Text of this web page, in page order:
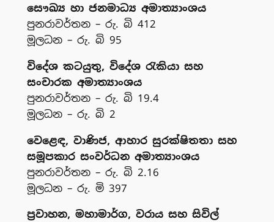
සෞඛ්‍ය හා ජනමාධ්‍ය අමාත්‍යාංශය
පුනරාවර්තන – රු. බි 412
මූලධන – රු. බි 95
විදේශ කටයුතු, විදේශ රැකියා සහ
සංචාරක අමාත්‍යාංශය
පුනරාවර්තන – රු. බි 19.4
මූලධන – රු. බි 2
වෙළෙඳ, වාණිජ, ආහාර සුරක්ෂිතතා සහ
සමූපකාර සංවර්ධන අමාත්‍යාංශය
පුනරාවර්තන – රු. බි 2.16
මූලධන – රු. මි 397
ප්‍රවාහන, මහාමාර්ග, වරාය සහ සිවිල්